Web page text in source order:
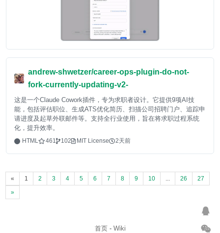
andrew-shwetzer/career-ops-plugin-do-not-
fork-currently-updating-v2-
这是一个Claude Cowork插件，专为求职者设计。它提供9项AI技
能，包括评估职位、生成ATS优化简历、扫描公司招聘门户、追踪申
请进度及起草外联邮件等。支持全行业使用，旨在将求职过程系统
化，提升效率。
HTML 461 102 MIT License 2天前
« 1 2 3 4 5 6 7 8 9 10 ... 26
27
»
首页- Wiki